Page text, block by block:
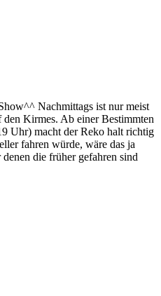
Nachmittags ist nur meist
Kirmes. Ab einer Bestimmten
Uhr) macht der Reko halt richtig
fahren würde, wäre das ja
die früher gefahren sind